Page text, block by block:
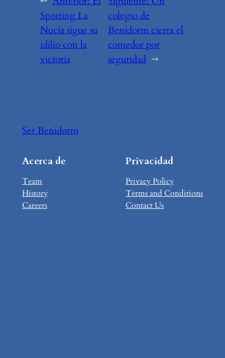
Sporting La
Nucía sigue su
idilio con la
victoria
colegio de
Benidorm cierra el
comedor por
seguridad →
Ser Benidorm
Acerca de
Team
History
Careers
Privacidad
Privacy Policy
Terms and Conditions
Contact Us